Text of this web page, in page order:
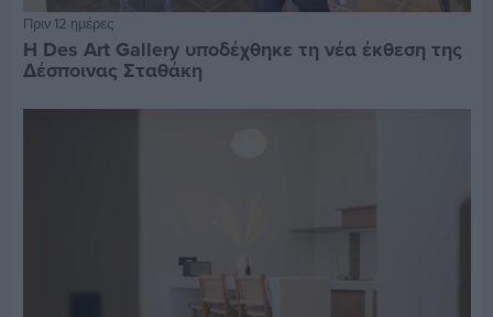
Πριν 12 ημέρες
Η Des Art Gallery υποδέχθηκε τη νέα έκθεση της
Δέσποινας Σταθάκη